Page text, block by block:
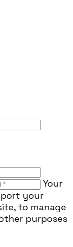
Your
your
to manage
purposes